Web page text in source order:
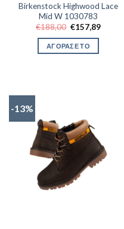
Birkenstock Highwood Lace
Mid W 1030783
€188,00 Original
was:
€188,00.
€157,89Η
ΑΓΟΡΑΣΕ ΤΟ
-13%